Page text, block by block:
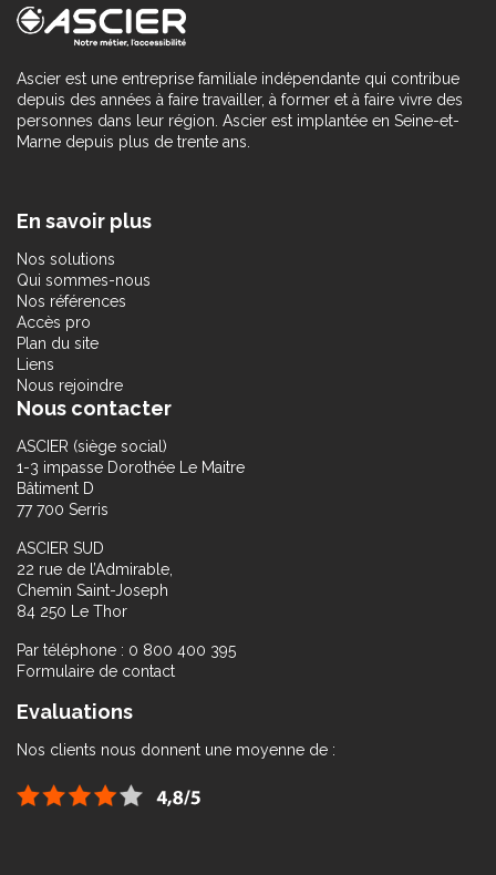
Ascier est une entreprise familiale indépendante qui contribue
depuis des années à faire travailler, à former et à faire vivre des
personnes dans leur région. Ascier est implantée en Seine-et-
Marne depuis plus de trente ans.
En savoir plus
Nos solutions
Qui sommes-nous
Nos références
Accès pro
Plan du site
Liens
Nous rejoindre
Nous contacter
ASCIER (siège social)
1-3 impasse Dorothée Le Maitre
Bâtiment D
77 700 Serris
ASCIER SUD
22 rue de l’Admirable,
Chemin Saint-Joseph
84 250 Le Thor
Par téléphone : 0 800 400 395
Formulaire de contact
Evaluations
Nos clients nous donnent une moyenne de :